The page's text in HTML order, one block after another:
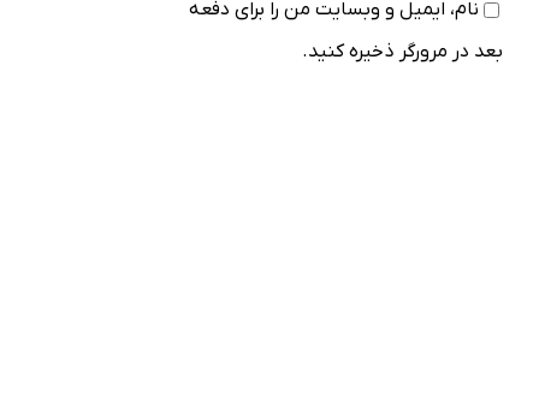
نام، ایمیل و وبسایت من را برای دفعه
بعد در مرورگر ذخیره کنید.